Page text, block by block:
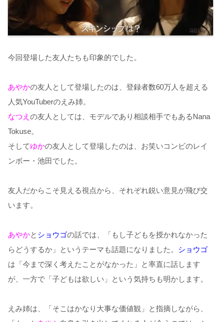
今回登場した友人たちも印象的でした。
あやかの友人として登場したのは、登録者数60万人を超える
人気YouTuberのえみ姉。
なつえ の友人としては、モデルであり相談相手でもあるNana
Tokuse。
そしてゆかの友人として登場したのは、お笑いコンビのレイ
ンボー・池田でした。
友人だからこそ見える視点から、それぞれ鋭い意見が飛び交
います。
あやかと ショウゴの話では、「もし子どもを授かれなかった
らどうするか」というテーマも話題になりました。 ショウゴ
は「今まで深く考えたことがなかった」と率直に話します
が、一方で「子どもは欲しい」という気持ちも明かします。
えみ姉は、「そこはかなり大事な価値観」と指摘しながら、